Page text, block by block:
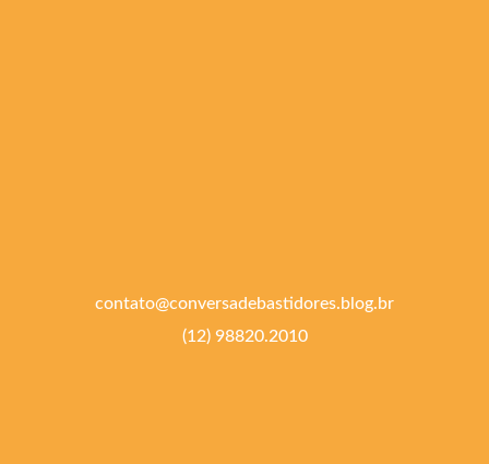
contato@conversadebastidores.blog.br
(12) 98820.2010